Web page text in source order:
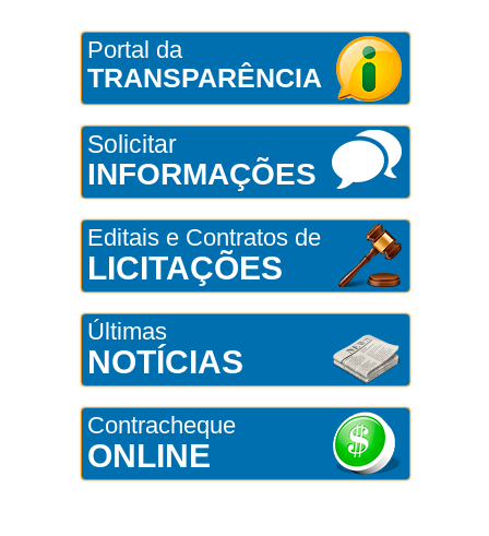
Portal da
TRANSPARÊNCIA
Solicitar
INFORMAÇÕES
Editais e Contratos de
LICITAÇÕES
Últimas
NOTÍCIAS
Contracheque
ONLINE